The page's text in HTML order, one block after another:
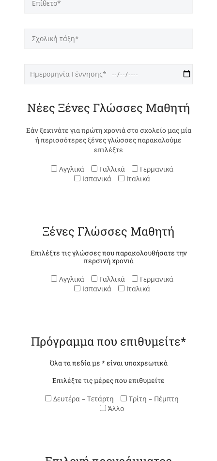
Νέες Ξένες Γλώσσες Μαθητή
Εάν ξεκινάτε για πρώτη χρονιά στο σχολείο μας μία
ή περισσότερες ξένες γλώσσες παρακαλούμε
επιλέξτε
Αγγλικά Γαλλικά
Γερμανικά
Ισπανικά
Ιταλικά
Ξένες Γλώσσες Μαθητή
Επιλέξτε τις γλώσσες που παρακολουθήσατε την
περσινή χρονιά
Αγγλικά
Γαλλικά
Γερμανικά
Ισπανικά
Ιταλικά
Πρόγραμμα που επιθυμείτε*
Όλα τα πεδία με * είναι υποχρεωτικά
Επιλέξτε τις μέρες που επιθυμείτε
Δευτέρα – Τετάρτη
Τρίτη – Πέμπτη
Άλλο